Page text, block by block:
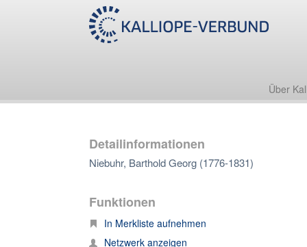
Über
Detailinformationen
Niebuhr, Barthold Georg (1776-1831)
Funktionen
In Merkliste aufnehmen
Netzwerk anzeigen